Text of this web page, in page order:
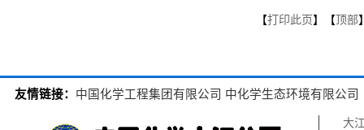
【打印此页 】【 顶部
友情链接： 中国化学工程集团有限公司 中化学生态环境有限公司
大